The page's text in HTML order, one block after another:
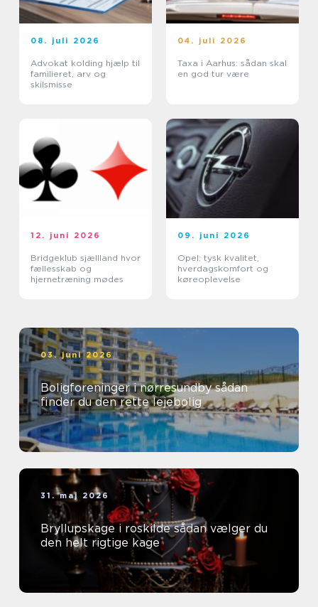
08. juli 2026
Advokat kolding hjælp til
familieret, arv og
skilsmisse
04. juli 2026
Taxa i Aarhus: sådan skal
en god tur være
12. juni 2026
Bridgeklub sjællland hvor
fællesskab og
hjernetræning mødes
09. juni 2026
Opel: tysk kvalitet,
hverdagskomfort og
køreoplevelse
03. juni 2026
Boligforeninger i nørresundby sådan
finder du den rette lejebolig
31. maj 2026
Bryllupskage i roskilde sådan vælger du
den helt rigtige kage